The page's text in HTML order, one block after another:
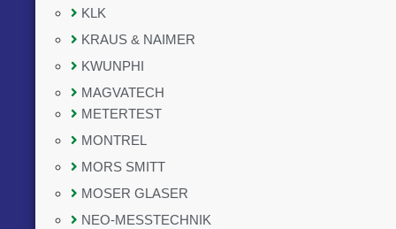
KLK
KRAUS & NAIMER
KWUNPHI
MAGVATECH
METERTEST
MONTREL
MORS SMITT
MOSER GLASER
NEO-MESSTECHNIK